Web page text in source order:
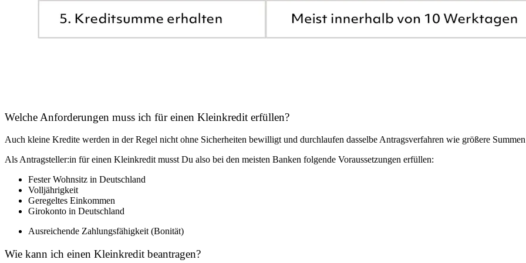
Welche Anforderungen muss ich für einen Kleinkredit erfüllen?
Auch kleine Kredite werden in der Regel nicht ohne Sicherheiten bewilligt und durchlaufen dasselbe Antragsverfahren wie größere
Als Antragsteller:in für einen Kleinkredit musst Du also bei den meisten Banken folgende Voraussetzungen erfüllen:
Fester Wohnsitz in Deutschland
Volljährigkeit
Geregeltes Einkommen
Girokonto in Deutschland
Ausreichende Zahlungsfähigkeit (Bonität)
Wie kann ich einen Kleinkredit beantragen?